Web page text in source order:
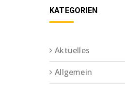
KATEGORIEN
Aktuelles
Allgemein